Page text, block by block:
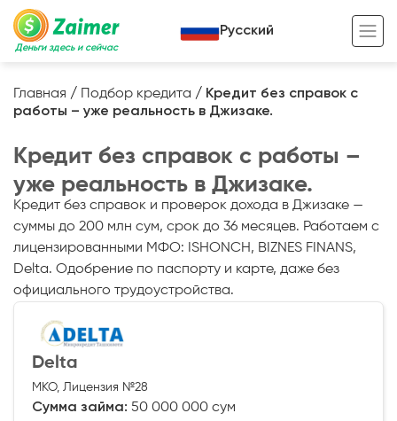
Деньги здесь и сейчас
Кредит под залог
Кредит под залог авто
Кредит под залог недвижимости
Кредит под залог спецтехники
Кредит онлайн
Кредит для предпринимателей
Кредит для самозанятых
Жизненный цикл вашего кредита
Полезные статьи
Кредитный калькулятор
Русский
Главная / Подбор кредита / Кредит без справок с
работы – уже реальность в Джизаке.
Кредит без справок с работы –
уже реальность в Джизаке.
Кредит без справок и проверок дохода в Джизаке —
суммы до 200 млн сум, срок до 36 месяцев. Работаем с
лицензированными МФО: ISHONCH, BIZNES FINANS,
Delta. Одобрение по паспорту и карте, даже без
официального трудоустройства.
Delta
МКО, Лицензия №28
Сумма займа: 50 000 000 сум